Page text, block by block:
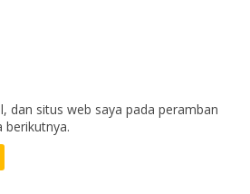
dan situs web saya pada peramban
berikutnya.